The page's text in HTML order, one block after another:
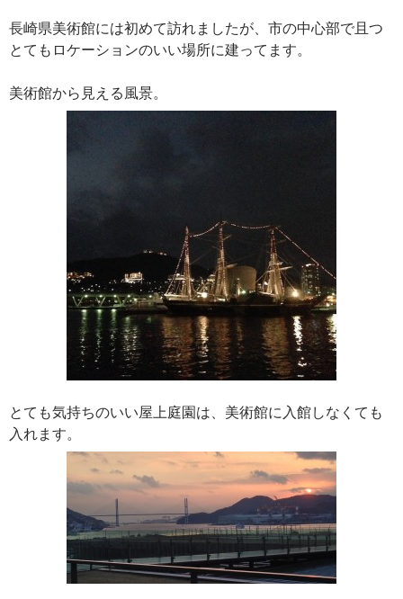
長崎県美術館には初めて訪れましたが、市の中心部で且つ
とてもロケーションのいい場所に建ってます。
美術館から見える風景。
とても気持ちのいい屋上庭園は、美術館に入館しなくても
入れます。